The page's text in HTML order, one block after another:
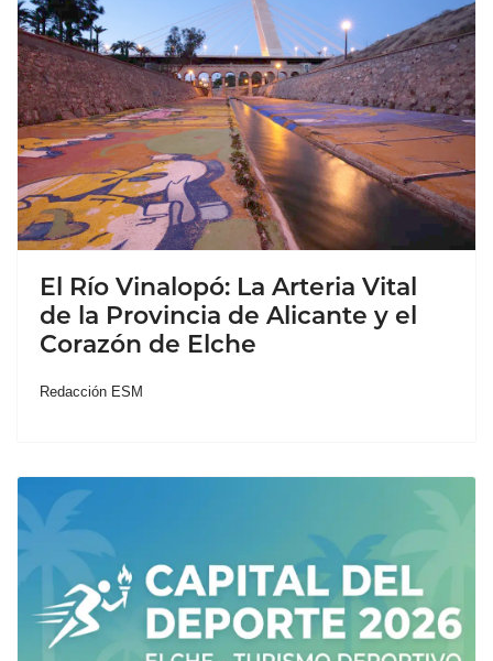
El Río Vinalopó: La Arteria Vital
de la Provincia de Alicante y el
Corazón de Elche
Redacción ESM